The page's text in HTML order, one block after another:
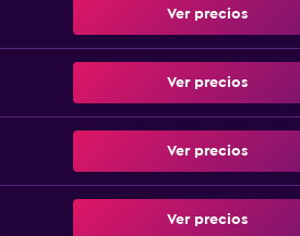
Ver precios
Ver precios
Ver precios
Ver precios